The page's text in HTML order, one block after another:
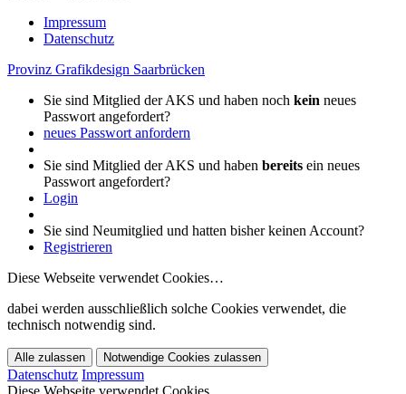
Impressum
Datenschutz
Provinz Grafikdesign Saarbrücken
Sie sind Mitglied der AKS und haben noch kein neues
Passwort angefordert?
neues Passwort anfordern
Sie sind Mitglied der AKS und haben bereits ein neues
Passwort angefordert?
Login
Sie sind Neumitglied und hatten bisher keinen Account?
Registrieren
Diese Webseite verwendet Cookies…
dabei werden ausschließlich solche Cookies verwendet, die
technisch notwendig sind.
Alle zulassen Notwendige Cookies zulassen
Datenschutz Impressum
Diese Webseite verwendet Cookies…